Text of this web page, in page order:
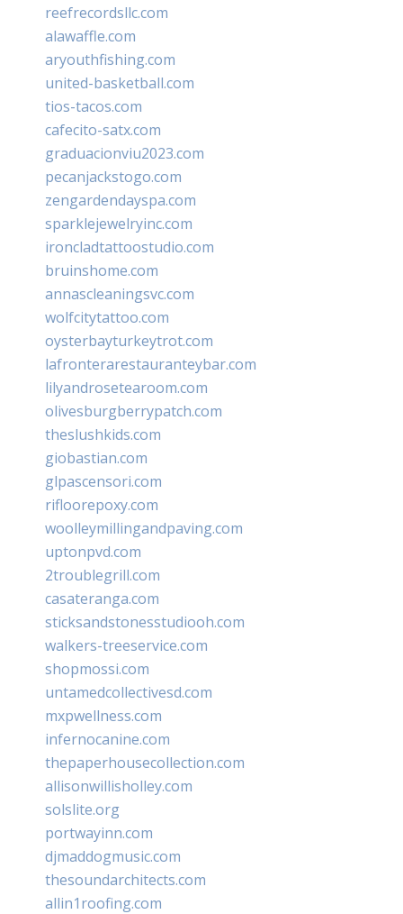
reefrecordsllc.com
alawaffle.com
aryouthfishing.com
united-basketball.com
tios-tacos.com
cafecito-satx.com
graduacionviu2023.com
pecanjackstogo.com
zengardendayspa.com
sparklejewelryinc.com
ironcladtattoostudio.com
bruinshome.com
annascleaningsvc.com
wolfcitytattoo.com
oysterbayturkeytrot.com
lafronterarestauranteybar.com
lilyandrosetearoom.com
olivesburgberrypatch.com
theslushkids.com
giobastian.com
glpascensori.com
rifloorepoxy.com
woolleymillingandpaving.com
uptonpvd.com
2troublegrill.com
casateranga.com
sticksandstonesstudiooh.com
walkers-treeservice.com
shopmossi.com
untamedcollectivesd.com
mxpwellness.com
infernocanine.com
thepaperhousecollection.com
allisonwillisholley.com
solslite.org
portwayinn.com
djmaddogmusic.com
thesoundarchitects.com
allin1roofing.com